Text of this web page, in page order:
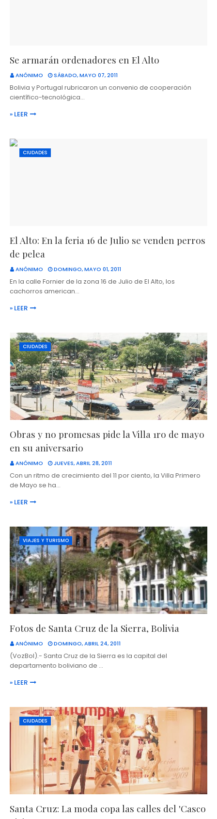
Se armarán ordenadores en El Alto
ANÓNIMO SÁBADO, MAYO 07, 2011
Bolivia y Portugal rubricaron un convenio de cooperación
científico-tecnológica…
» LEER
CIUDADES
El Alto: En la feria 16 de Julio se venden perros
de pelea
ANÓNIMO DOMINGO, MAYO 01, 2011
En la calle Fornier de la zona 16 de Julio de El Alto, los
cachorros american…
» LEER
CIUDADES
Obras y no promesas pide la Villa 1ro de mayo
en su aniversario
ANÓNIMO JUEVES, ABRIL 28, 2011
Con un ritmo de crecimiento del 11 por ciento, la Villa Primero
de Mayo se ha…
» LEER
VIAJES Y TURISMO
Fotos de Santa Cruz de la Sierra, Bolivia
ANÓNIMO DOMINGO, ABRIL 24, 2011
(VozBol).- Santa Cruz de la Sierra es la capital del
departamento boliviano de …
» LEER
CIUDADES
Santa Cruz: La moda copa las calles del 'Casco